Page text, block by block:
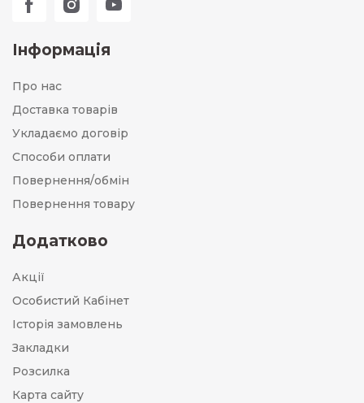
Інформація
Про нас
Доставка товарів
Укладаємо договір
Способи оплати
Повернення/обмін
Повернення товару
Додатково
Акції
Особистий Кабінет
Історія замовлень
Закладки
Розсилка
Карта сайту